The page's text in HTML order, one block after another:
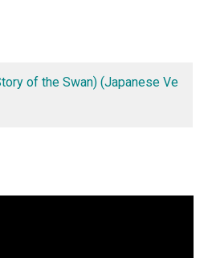
of the Swan) (Japanese Ve